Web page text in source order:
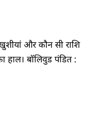
और कौन सी राशि
हाल। बॉलिवुड पंडित :